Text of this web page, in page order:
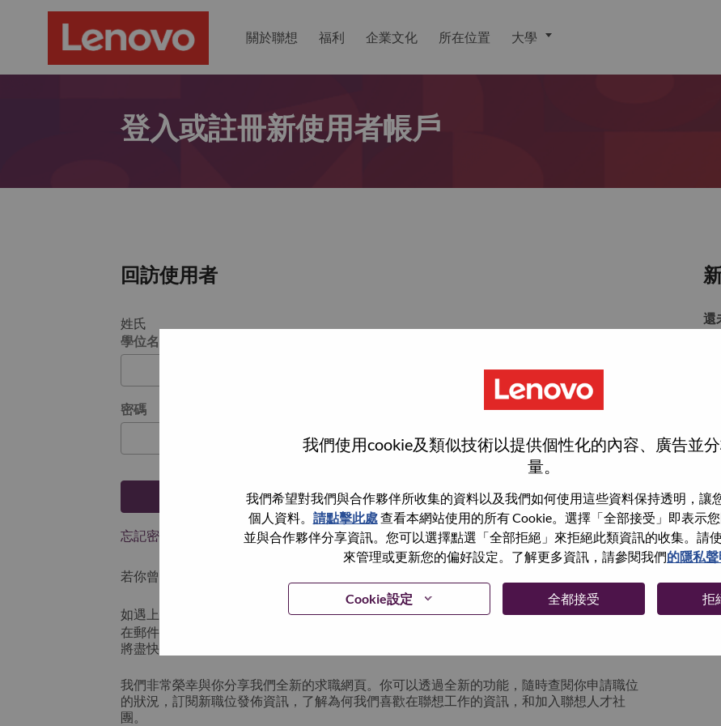
我們使用cookie及類似技術以提供個性化的內容、廣告並
量。
我們希望對我們與合作夥伴所收集的資料以及我們如何使用這些資料保持透明，讓
個人資料。 請點擊此處查看本網站使用的所有 Cookie。選擇「全部接受」即表示
並與合作夥伴分享資訊。您可以選擇點選「全部拒絕」來拒絕此類資訊的收集。請
來管理或更新您的偏好設定。了解更多資訊，請參閱我們的隱私聲
Cookie設定 全都接受 拒
關於聯想 福利 企業文化 所在位置 大學
登入或註冊新使用者帳戶
回訪使用者
姓氏
學位名稱
密碼
登入
忘記密碼了？
若你曾使用你的電子郵件申請我們的職位，你可以選擇”忘記密碼”重新設定你的登入資料
如遇上登入問題，或無法建立帳號。請連絡我們的人力資源部門hrsupport@lenovo.com請
在郵件的主題寫上 “Application login issue” 及在郵件中例明你遇到的問題和附上截圖。我們
將盡快與你聯絡。
我們非常榮幸與你分享我們全新的求職網頁。你可以透過全新的功能，隨時查閱你申請職位
的狀況，訂閱新職位發佈資訊，了解為何我們喜歡在聯想工作的資訊，和加入聯想人才社
團。
還